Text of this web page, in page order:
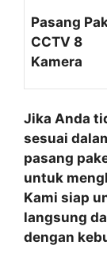
Pasang
CCTV 8
Kamera
Jika Anda
sesuai
pasang
untuk
Kami siap
langsung
dengan